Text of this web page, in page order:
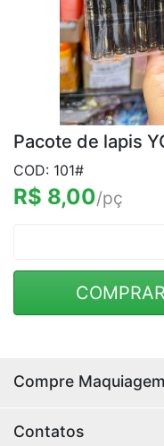
Pacote de lapis
COD: 101#
R$ 8,00/pç
COMPRAR
Compre
com os melhores
Contatos